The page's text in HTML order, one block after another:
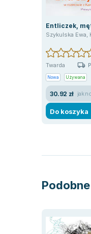
Entliczek,
Szykulska Ewa,
Twarda
Nowa Używana
30.92 zł jak
Do koszyka